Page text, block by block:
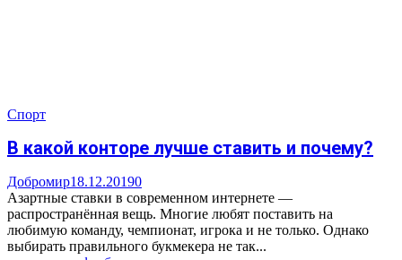
Спорт
В какой конторе лучше ставить и почему?
Добромир18.12.20190
Азартные ставки в современном интернете —
распространённая вещь. Многие любят поставить на
любимую команду, чемпионат, игрока и не только. Однако
выбирать правильного букмекера не так...